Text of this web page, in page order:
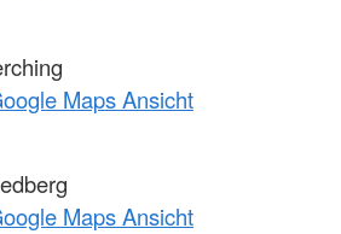
Maps Ansicht
Maps Ansicht